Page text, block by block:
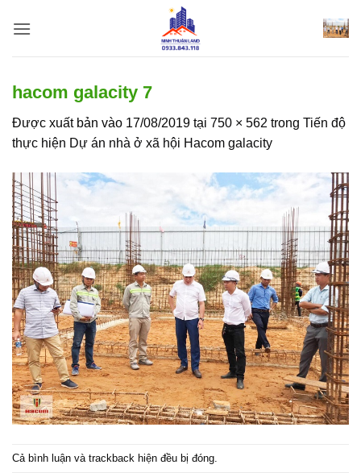
qua
hacom galacity 7
Được xuất bản vào 17/08/2019 tại 750 × 562 trong Tiến độ
thực hiện Dự án nhà ở xã hội Hacom galacity
Cả bình luận và trackback hiện đều bị đóng.